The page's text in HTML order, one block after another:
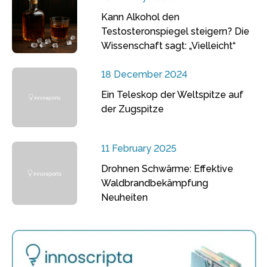
Kann Alkohol den
Testosteronspiegel steigern? Die
Wissenschaft sagt: „Vielleicht“
18 December 2024
Ein Teleskop der Weltspitze auf
der Zugspitze
11 February 2025
Drohnen Schwärme: Effektive
Waldbrandbekämpfung
Neuheiten